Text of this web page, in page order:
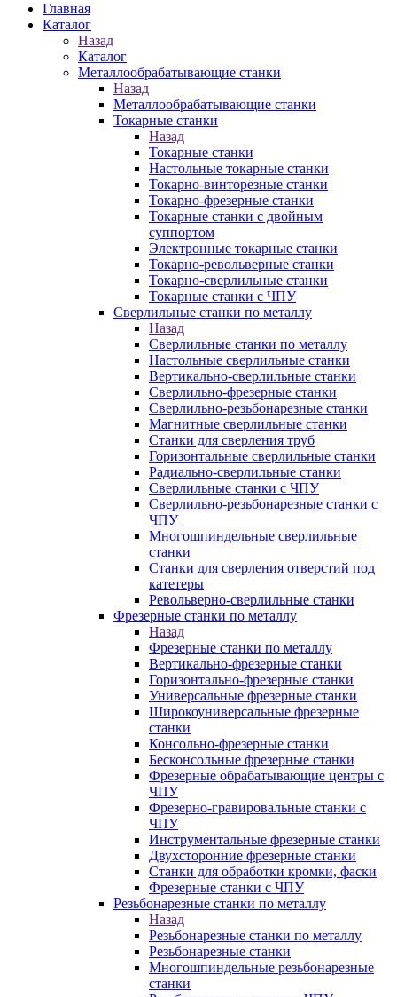
Главная
Каталог
Назад
Каталог
Металлообрабатывающие станки
Назад
Металлообрабатывающие станки
Токарные станки
Назад
Токарные станки
Настольные токарные станки
Токарно-винторезные станки
Токарно-фрезерные станки
Токарные станки с двойным
суппортом
Электронные токарные станки
Токарно-револьверные станки
Токарно-сверлильные станки
Токарные станки с ЧПУ
Сверлильные станки по металлу
Назад
Сверлильные станки по металлу
Настольные сверлильные станки
Вертикально-сверлильные станки
Сверлильно-фрезерные станки
Сверлильно-резьбонарезные станки
Магнитные сверлильные станки
Станки для сверления труб
Горизонтальные сверлильные станки
Радиально-сверлильные станки
Сверлильные станки с ЧПУ
Сверлильно-резьбонарезные станки с
ЧПУ
Многошпиндельные сверлильные
станки
Станки для сверления отверстий под
катетеры
Револьверно-сверлильные станки
Фрезерные станки по металлу
Назад
Фрезерные станки по металлу
Вертикально-фрезерные станки
Горизонтально-фрезерные станки
Универсальные фрезерные станки
Широкоуниверсальные фрезерные
станки
Консольно-фрезерные станки
Бесконсольные фрезерные станки
Фрезерные обрабатывающие центры с
ЧПУ
Фрезерно-гравировальные станки с
ЧПУ
Инструментальные фрезерные станки
Двухсторонние фрезерные станки
Станки для обработки кромки, фаски
Фрезерные станки с ЧПУ
Резьбонарезные станки по металлу
Назад
Резьбонарезные станки по металлу
Резьбонарезные станки
Многошпиндельные резьбонарезные
станки